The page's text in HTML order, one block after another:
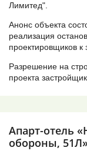
Лимитед".
Анонс объекта
реализация
проектировщиков к
Разрешение на
проекта
Апарт-отель
обороны,